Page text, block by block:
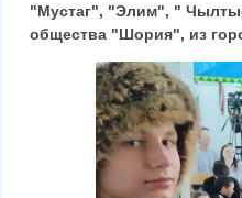
"Мустаг", "Элим", "
общества "Шория", из